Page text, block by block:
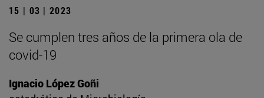
15 | 03 | 2023
Se cumplen tres años de la primera ola de
covid-19
Ignacio López Goñi